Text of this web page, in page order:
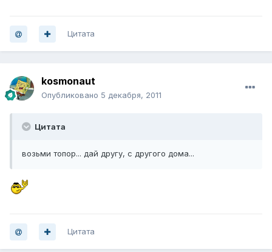
Цитата
kosmonaut
Опубликовано 5 декабря, 2011
Цитата
возьми топор... дай другу, с другого дома...
Цитата